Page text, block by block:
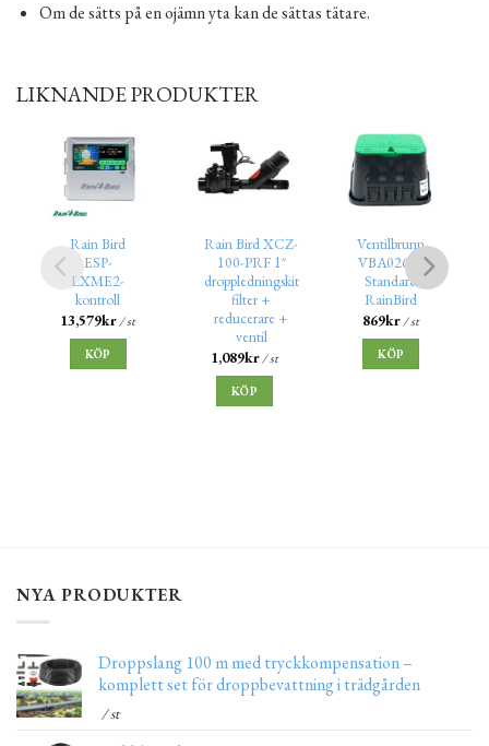
Om de sätts på en ojämn yta kan de sättas tätare.
LIKNANDE PRODUKTER
Rain Bird
ESP-
LXME2-
kontroll
13,579kr / st
KÖP
Rain Bird XCZ-
100-PRF 1″
droppledningskit
filter +
reducerare +
ventil
1,089kr / st
KÖP
Ventilbrunn
VBA02674
Standard
RainBird
869kr / st
KÖP
NYA PRODUKTER
Droppslang 100 m med tryckkompensation –
komplett set för droppbevattning i trädgården
/ st